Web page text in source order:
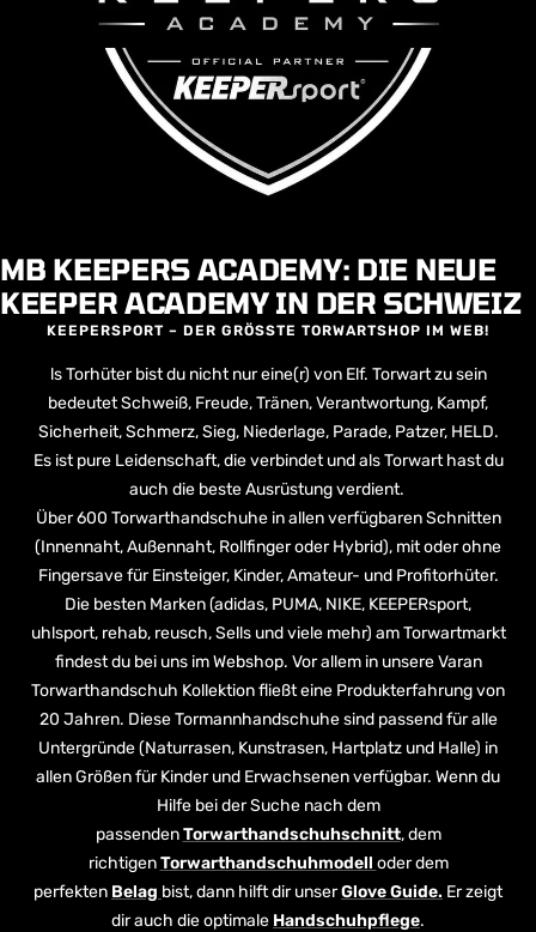
MB KEEPERS ACADEMY: DIE NEUE
KEEPER ACADEMY IN DER SCHWEIZ
KEEPERSPORT – DER GRÖSSTE TORWARTSHOP IM WEB!
ls Torhüter bist du nicht nur eine(r) von Elf. Torwart zu sein
bedeutet Schweiß, Freude, Tränen, Verantwortung, Kampf,
Sicherheit, Schmerz, Sieg, Niederlage, Parade, Patzer, HELD.
Es ist pure Leidenschaft, die verbindet und als Torwart hast du
auch die beste Ausrüstung verdient.
Über 600 Torwarthandschuhe in allen verfügbaren Schnitten
(Innennaht, Außennaht, Rollfinger oder Hybrid), mit oder ohne
Fingersave für Einsteiger, Kinder, Amateur- und Profitorhüter.
Die besten Marken (adidas, PUMA, NIKE, KEEPERsport,
uhlsport, rehab, reusch, Sells und viele mehr) am Torwartmarkt
findest du bei uns im Webshop. Vor allem in unsere Varan
Torwarthandschuh Kollektion fließt eine Produkterfahrung von
20 Jahren. Diese Tormannhandschuhe sind passend für alle
Untergründe (Naturrasen, Kunstrasen, Hartplatz und Halle) in
allen Größen für Kinder und Erwachsenen verfügbar. Wenn du
Hilfe bei der Suche nach dem
passendenTorwarthandschuhschnitt, dem
richtigenTorwarthandschuhmodell oder dem
perfekten Belag bist, dann hilft dir unserGlove Guide. Er zeigt
dir auch die optimale Handschuhpflege.